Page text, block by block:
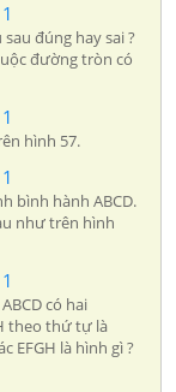
sau đúng hay sai ?
đường tròn có
hình 57.
bình hành ABCD.
như trên hình
có hai
theo thứ tự là
EFGH là hình gì ?